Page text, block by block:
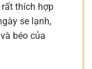
thích hợp
se lạnh,
béo của